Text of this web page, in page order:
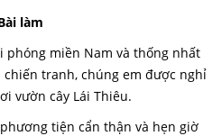
làm
phóng miền Nam và thống nhất
tranh, chúng em được nghỉ
vườn cây Lái Thiêu.
tiện cẩn thận và hẹn giờ